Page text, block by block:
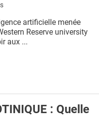
artificielle menée
Reserve university
aux ...
: Quelle